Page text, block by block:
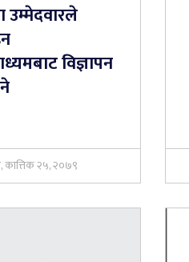
विज्ञापन
कात्तिक २५, २०७९